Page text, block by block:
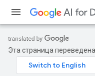
Эта страница